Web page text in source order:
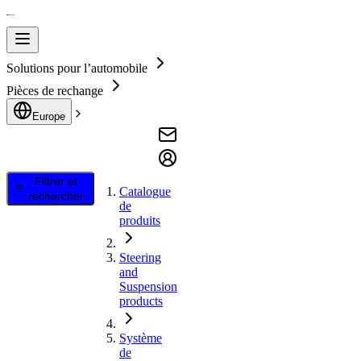
Solutions pour l’automobile
Pièces de rechange
Europe
Filtrer et
rechercher
Catalogue
de
produits
Steering
and
Suspension
products
Système
de